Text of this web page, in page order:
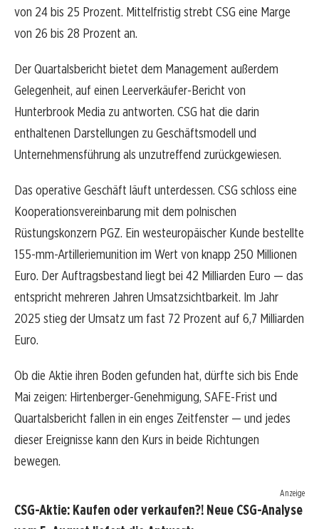
von 24 bis 25 Prozent. Mittelfristig strebt CSG eine Marge
von 26 bis 28 Prozent an.
Der Quartalsbericht bietet dem Management außerdem
Gelegenheit, auf einen Leerverkäufer-Bericht von
Hunterbrook Media zu antworten. CSG hat die darin
enthaltenen Darstellungen zu Geschäftsmodell und
Unternehmensführung als unzutreffend zurückgewiesen.
Das operative Geschäft läuft unterdessen. CSG schloss eine
Kooperationsvereinbarung mit dem polnischen
Rüstungskonzern PGZ. Ein westeuropäischer Kunde bestellte
155-mm-Artilleriemunition im Wert von knapp 250 Millionen
Euro. Der Auftragsbestand liegt bei 42 Milliarden Euro — das
entspricht mehreren Jahren Umsatzsichtbarkeit. Im Jahr
2025 stieg der Umsatz um fast 72 Prozent auf 6,7 Milliarden
Euro.
Ob die Aktie ihren Boden gefunden hat, dürfte sich bis Ende
Mai zeigen: Hirtenberger-Genehmigung, SAFE-Frist und
Quartalsbericht fallen in ein enges Zeitfenster — und jedes
dieser Ereignisse kann den Kurs in beide Richtungen
bewegen.
Anzeige
CSG-Aktie: Kaufen oder verkaufen?! Neue CSG-Analyse